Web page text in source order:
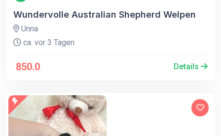
Wundervolle Australian Shepherd Welpen
Unna
ca. vor 3 Tagen
850.0 Details